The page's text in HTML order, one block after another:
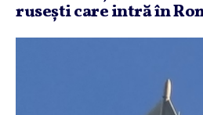
ruseşti care intră în